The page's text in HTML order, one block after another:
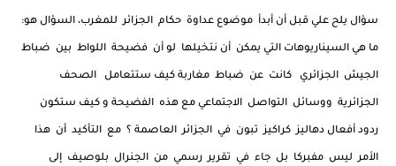
سؤال يلح علي قبل أن أبدأ موضوع عداوة حكام الجزائر للمغرب، السؤال هو:
ما هي السيناريوهات التي يمكن أن نتخيلها لو أن فضيحة اللواط بين ضباط
الجيش الجزائري كانت عن ضباط مغاربة كيف ستتعامل الصحف
الجزائرية ووسائل التواصل الاجتماعي مع هذه الفضيحة و كيف ستكون
ردود أفعال دهاليز كراكيز تبون في الجزائر العاصمة ؟ مع التأكيد أن هذا
الأمر ليس مفبركا بل جاء في تقرير رسمي من الجنرال بلوصيف إلى